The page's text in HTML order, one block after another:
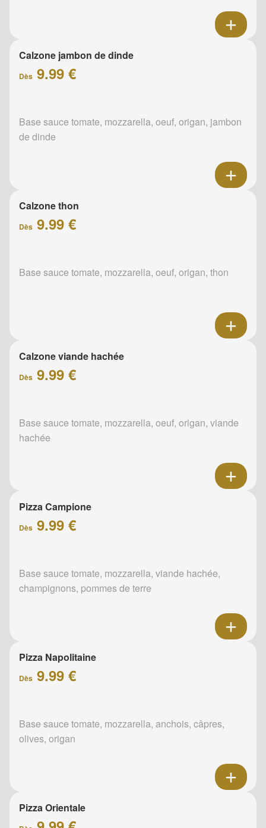
Calzone jambon de dinde
Dès 9.99 €
Base sauce tomate, mozzarella, oeuf, origan, jambon
de dinde
Calzone thon
Dès 9.99 €
Base sauce tomate, mozzarella, oeuf, origan, thon
Calzone viande hachée
Dès 9.99 €
Base sauce tomate, mozzarella, oeuf, origan, viande
hachée
Pizza Campione
Dès 9.99 €
Base sauce tomate, mozzarella, viande hachée,
champignons, pommes de terre
Pizza Napolitaine
Dès 9.99 €
Base sauce tomate, mozzarella, anchois, câpres,
olives, origan
Pizza Orientale